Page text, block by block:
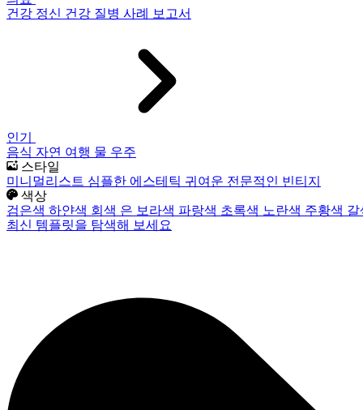
건강 정신 건강 질병 사례 보고서
인기
음식 자연 여행 물 우주
스타일
미니멀리스트 심플한 에스테틱 귀여운 전문적인 빈티지
색상
검은색 하얀색 회색 은 보라색 파랑색 초록색 노란색 주황색
최신 템플릿을 탐색해 보세요